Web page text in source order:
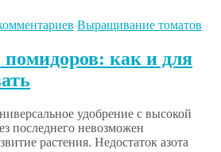
Выращивание томатов
как и для
удобрение с высокой
последнего невозможен
растения. Недостаток азота